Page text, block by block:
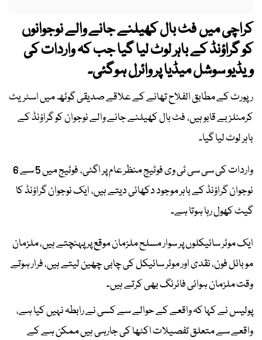
کراچی میں فٹ بال کھیلنے جانے والے نوجوانوں
کو گراؤنڈ کے باہر لوٹ لیا گیا جب کہ واردات کی
ویڈیو سوشل میڈیا پر وائرل ہوگئی۔
رپورٹ کے مطابق الفلاح تھانے کے علاقے صدیقی گوٹھ میں اسٹریٹ
کرمنلز بے قابو ہیں، فٹ بال کھیلنے جانے والے نوجوان کو گراؤنڈ کے
باہر لوٹ لیا گیا۔
واردات کی سی سی ٹی وی فوٹیج منظر عام پر اگئی، فوٹیج میں 5 سے 6
نوجوان گراؤنڈ کے باہر موجود دکھائی دیتے ہیں، ایک نوجوان گراؤنڈ کا
گیٹ کھول رہا ہوتا ہے۔
ایک موٹر سائیکلوں پر سوار مسلح ملزمان موقع پر پہنچتے ہیں، ملزمان
موبائل فون، نقدی اور موٹر سائیکل کی چابی چھین لیتے ہیں، فرار ہوتے
وقت ملزمان ہوائی فائرنگ بھی کرتے ہیں۔
پولیس نے کہا کہ واقعے کے حوالے سے کسی نے رابطہ نہیں کیا ہے،
واقعے سے متعلق تفصیلات اکٹھا کی جارہی ہیں ممکن ہے کے